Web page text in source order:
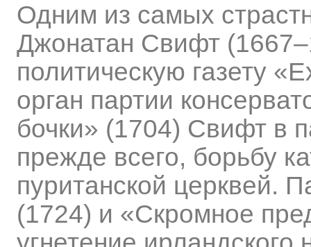
Одним из самых
Джонатан Свифт
политическую газету
орган партии
бочки» (1704) Свифт в
прежде всего, борьбу
пуританской церквей.
(1724) и «Скромное